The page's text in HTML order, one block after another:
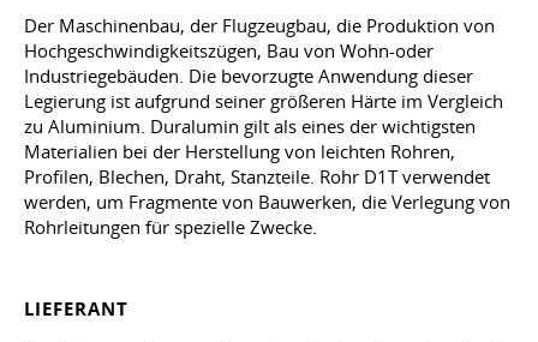
Der Maschinenbau, der Flugzeugbau, die Produktion von
Hochgeschwindigkeitszügen, Bau von Wohn-oder
Industriegebäuden. Die bevorzugte Anwendung dieser
Legierung ist aufgrund seiner größeren Härte im Vergleich
zu Aluminium. Duralumin gilt als eines der wichtigsten
Materialien bei der Herstellung von leichten Rohren,
Profilen, Blechen, Draht, Stanzteile. Rohr D1T verwendet
werden, um Fragmente von Bauwerken, die Verlegung von
Rohrleitungen für spezielle Zwecke.
LIEFERANT